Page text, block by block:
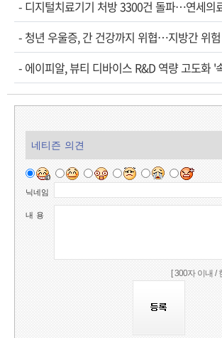
- 디지털치료기기 처방 3300건 돌파…연세의료원, 개방
- 청년 우울증, 간 건강까지 위협…지방간 위
- 에이피알, 뷰티 디바이스 R&D 역량 고도화 '
네티즌 의견
닉네임
내 용
[ 300자 이내 /